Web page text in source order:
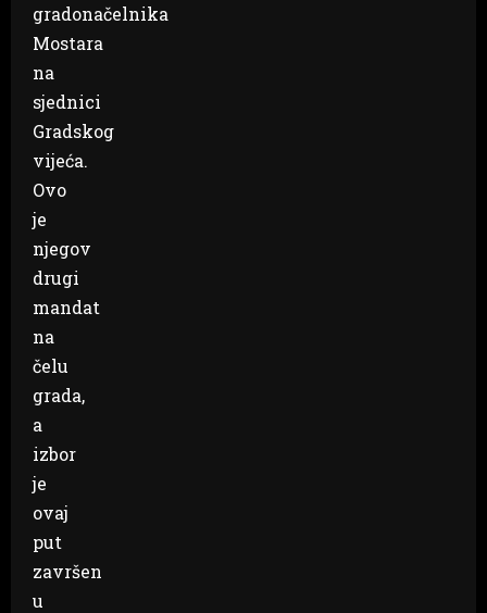
gradonačelnika
Mostara
na
sjednici
Gradskog
vijeća.
Ovo
je
njegov
drugi
mandat
na
čelu
grada,
a
izbor
je
ovaj
put
završen
u